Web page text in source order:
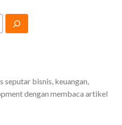
seputar bisnis, keuangan,
dengan membaca artikel